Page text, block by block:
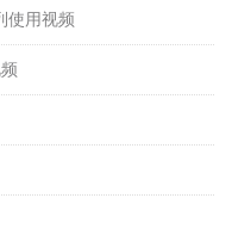
使用视频